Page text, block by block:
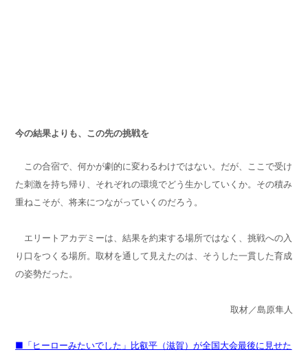
今の結果よりも、この先の挑戦を
この合宿で、何かが劇的に変わるわけではない。だが、ここで受け
た刺激を持ち帰り、それぞれの環境でどう生かしていくか。その積み
重ねこそが、将来につながっていくのだろう。
エリートアカデミーは、結果を約束する場所ではなく、挑戦への入
り口をつくる場所。取材を通して見えたのは、そうした一貫した育成
の姿勢だった。
取材／島原隼人
■「ヒーローみたいでした」比叡平（滋賀）が全国大会最後に見せた